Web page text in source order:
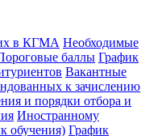
в КГМА Необходимые
баллы График
Вакантные
к зачислению
и порядки отбора и
Иностранному
обучения) График